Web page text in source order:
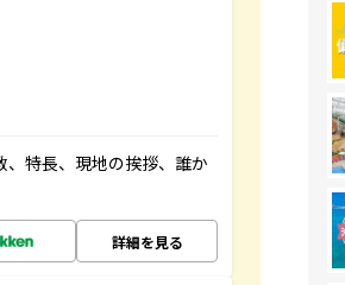
特長、現地の挨拶、誰か
詳細を見る